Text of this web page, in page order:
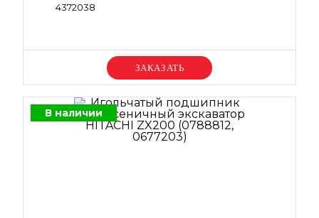
4372038
Уточняйте цену
В наличии